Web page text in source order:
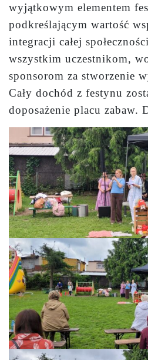
wyjątkowym elementem
podkreślającym wartość
integracji całej
wszystkim uczestnikom,
sponsorom za stworzenie
Cały dochód z festynu
doposażenie placu zabaw.